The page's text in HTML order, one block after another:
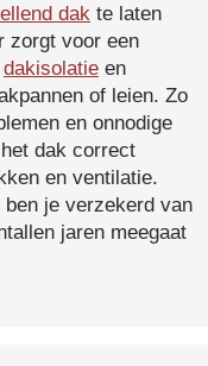
dak te laten
zorgt voor een
dakisolatie en
of leien. Zo
en onnodige
dak correct
en ventilatie.
je verzekerd van
jaren meegaat